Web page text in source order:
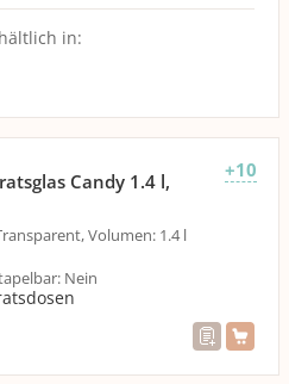
in:
+10
Candy 1.4 l,
Volumen: 1.4 l
Nein